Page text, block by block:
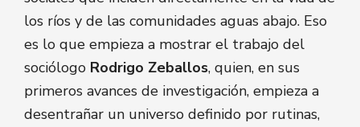
los ríos y de las comunidades aguas abajo. Eso
es lo que empieza a mostrar el trabajo del
sociólogo Rodrigo Zeballos, quien, en sus
primeros avances de investigación, empieza a
desentrañar un universo definido por rutinas,